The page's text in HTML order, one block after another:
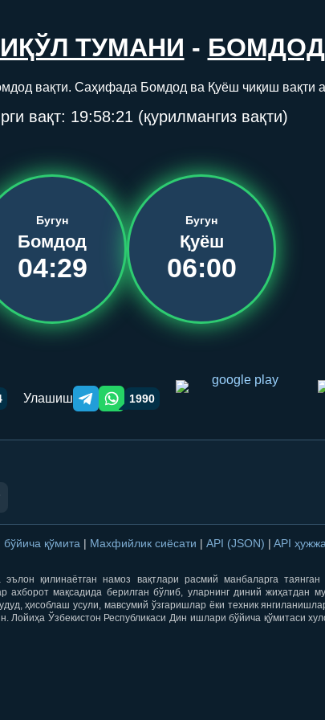
ТУМАНИ - БОМДОД
вақти. Саҳифада Бомдод ва Қуёш чиқиш вақти
вақт: 19:58:22 (қурилмангиз вақти)
Бугун
Бомдод
04:29
Бугун
Қуёш
06:00
Улашиш Telegram orqali ulashish
WhatsApp orqali ulashish
1990
қўмита | Махфийлик сиёсати | API (JSON) | API
эълон қилинаётган намоз вақтлари расмий манбаларга
ахборот мақсадида берилган бўлиб, уларнинг диний жиҳатдан
ҳисоблаш усули, мавсумий ўзгаришлар ёки техник
Лойиҳа Ўзбекистон Республикаси Дин ишлари бўйича қўмитаси